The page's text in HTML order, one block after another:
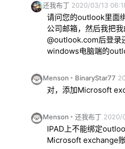
还我布丁 2020/03/13
请问您的outlook里面
公司邮箱，然后我把
@outlook.com后登录
windows电脑端的
Menson BinaryStar77
对，添加Microsoft
Menson 还我布丁 2020/
IPAD上不能绑定
Microsoft exchange